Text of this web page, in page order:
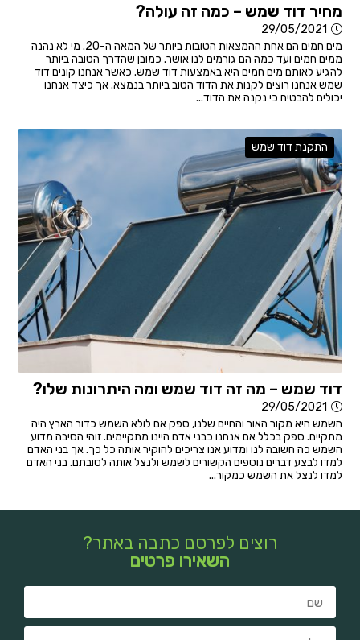
מחיר דוד שמש – כמה זה עולה?
29/05/2021
מים חמים הם אחת ההמצאות הטובות ביותר של המאה ה-20. מי לא נהנה
ממים חמים ועד כמה הם גורמים לנו אושר. כמובן שהדרך הטובה ביותר
להגיע לאותם מים חמים היא באמצעות דוד שמש. כאשר אנחנו קונים דוד
שמש אנחנו רוצים לקנות את הדוד הטוב ביותר בנמצא. אך כיצד אנחנו
יכולים להבטיח כי נקנה את הדוד...
התקנת דוד שמש
דוד שמש – מה זה דוד שמש ומה היתרונות שלו?
29/05/2021
השמש היא מקור האור והחיים שלנו, ספק אם לולא השמש כדור הארץ היה
מתקיים. ספק בכלל אם אנחנו כבני אדם היינו מתקיימים. זוהי הסיבה מדוע
השמש כה חשובה לנו ומדוע אנו צריכים להוקיר אותה כל כך. אך בני האדם
למדו לבצע דברים נוספים הקשורים לשמש ולנצל אותה לטובתם. בני האדם
למדו לנצל את השמש כמקור...
רוצים לפרסם כתבה באתר?
השאירו פרטים